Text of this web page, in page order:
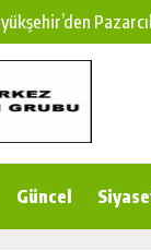
KSÜ’ye
Pusula Maraş
Güncel